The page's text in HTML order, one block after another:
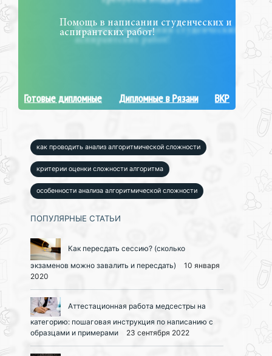
Помощь в написании студенческих и
аспирантских работ!
Готовые дипломные Дипломные в Рязани ВКР
как проводить анализ алгоритмической сложности
критерии оценки сложности алгоритма
особенности анализа алгоритмической сложности
ПОПУЛЯРНЫЕ СТАТЬИ
Как пересдать сессию? (сколько
экзаменов можно завалить и пересдать)
10 января
2020
Аттестационная работа медсестры на
категорию: пошаговая инструкция по написанию с
образцами и примерами
23 сентября 2022